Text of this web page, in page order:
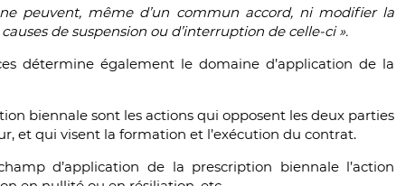
peuvent, même d’un commun accord, ni modifier la
de suspension ou d’interruption de celle-ci ».
détermine également le domaine d’application de la
biennale sont les actions qui opposent les deux parties
et qui visent la formation et l’exécution du contrat.
d’application de la prescription biennale l’action